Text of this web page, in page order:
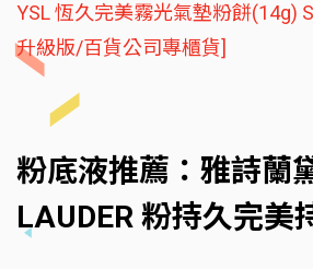
YSL 恆久完美霧光氣墊粉餅(14g)
升級版/百貨公司專櫃貨]
粉底液推薦：雅詩蘭
LAUDER 粉持久完美